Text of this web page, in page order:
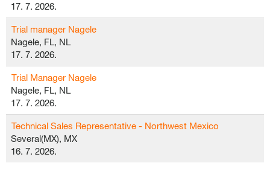
17. 7. 2026.
Trial manager Nagele
Nagele, FL, NL
17. 7. 2026.
Trial Manager Nagele
Nagele, FL, NL
17. 7. 2026.
Technical Sales Representative - Northwest Mexico
Several(MX), MX
16. 7. 2026.